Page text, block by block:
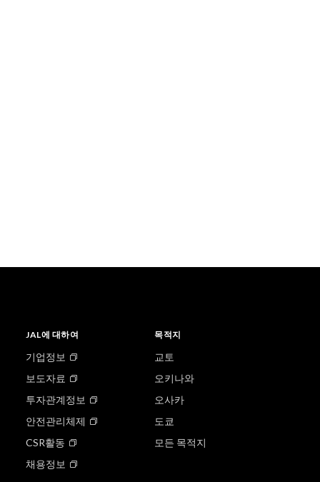
JAL에 대하여
기업정보
보도자료
투자관계정보
안전관리체제
CSR활동
채용정보
목적지
교토
오키나와
오사카
도쿄
모든 목적지